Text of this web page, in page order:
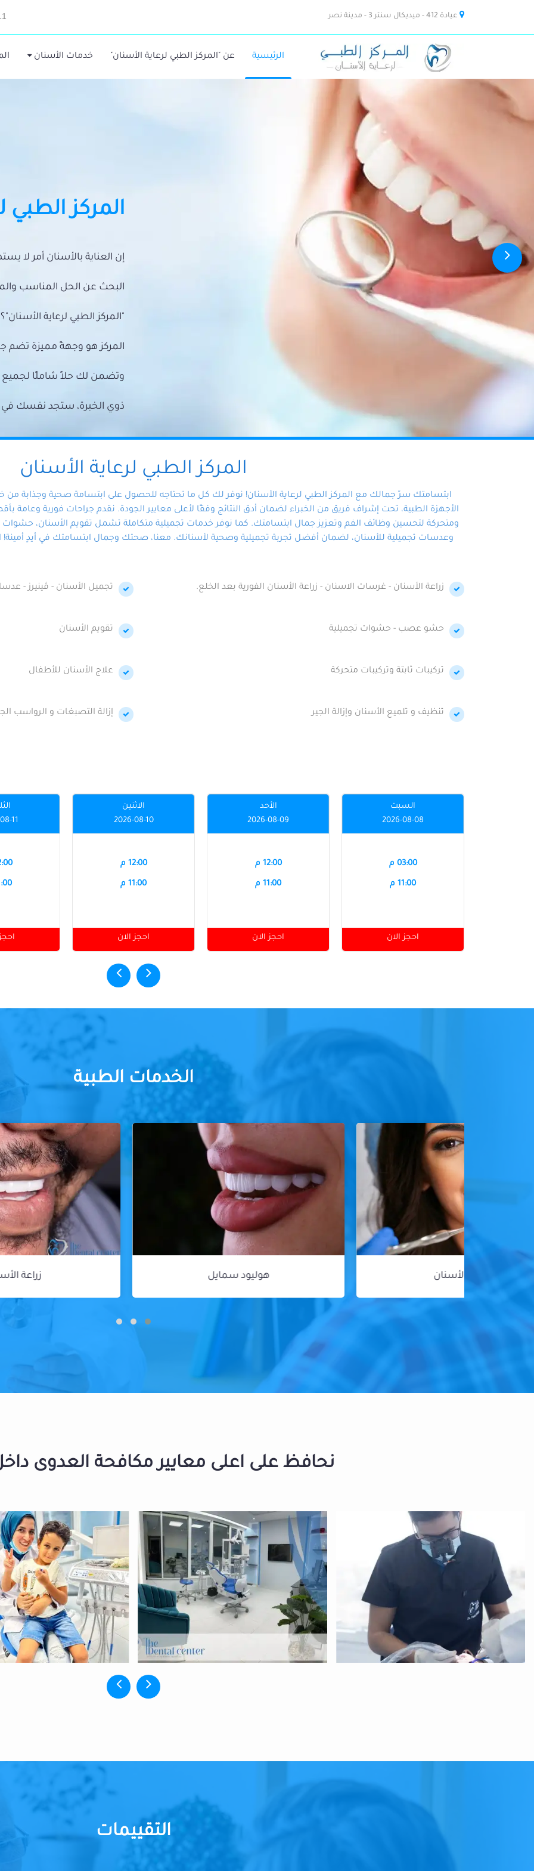
عيادة 412 - ميديكال سنتر 3 - مدينة نصر
الرئيسية عن "المركز الطبي لرعاية الأسنان" خدمات الأسنان
المركز الطبي
إن العناية بالأسنان أمر لا
البحث عن الحل المناسب
"المركز الطبي لرعاية الأسنان"؟
المركز هو وجهةً مميزة تضم
وتضمن لك حلاً شاملًا
ذوي الخبرة، ستجد نفسك في
المركز الطبي لرعاية الأسنان
ابتسامتك سرّ جمالك مع المركز الطبي لرعاية الأسنان! نوفر لك كل ما تحتاجه للحصول على ابتسامة صحية وجذابة
الأجهزة الطبية، تحت إشراف فريق من الخبراء لضمان أدق النتائج وفقًا لأعلى معايير الجودة. نقدم جراحات فورية وعامة
ومتحركة لتحسين وظائف الفم وتعزيز جمال ابتسامتك. كما نوفر خدمات تجميلية متكاملة تشمل تقويم الأسنان، حشوات
وعدسات تجميلية للأسنان، لضمان أفضل تجربة تجميلية وصحية لأسنانك. معنا، صحتك وجمال ابتسامتك في أيدٍ أمينة!
زراعة الأسنان - غرسات الاسنان - زراعة الأسنان الفورية بعد الخلع. تجميل الأسنان - ڤينيرز -
حشو عصب - حشوات تجميلية تقويم الأسنان
تركيبات ثابتة وتركيبات متحركة علاج الأسنان للأطفال
تنظيف و تلميع الأسنان وإزالة الجير إزالة التصبغات و الرواسب
السبت
2026-08-08
03:00 م
11:00 م
احجز الان
الأحد
2026-08-09
12:00 م
11:00 م
احجز الان
الاثنين
2026-08-10
12:00 م
11:00 م
احجز الان
11
الخدمات الطبية
نحافظ على اعلى معايير مكافحة العدوى
التقييمات